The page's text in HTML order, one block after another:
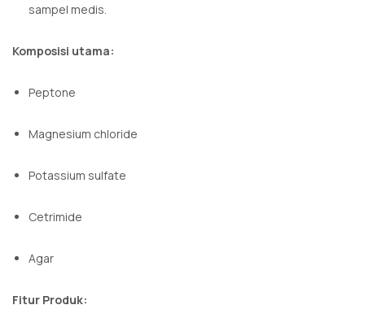
sampel medis.
Komposisi utama:
Peptone
Magnesium chloride
Potassium sulfate
Cetrimide
Agar
Fitur Produk: